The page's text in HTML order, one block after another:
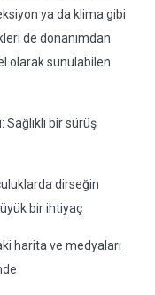
ya da klima gibi
de donanımdan
olarak sunulabilen
: Sağlıklı bir sürüş
dirseğin
bir ihtiyaç
harita ve medyaları